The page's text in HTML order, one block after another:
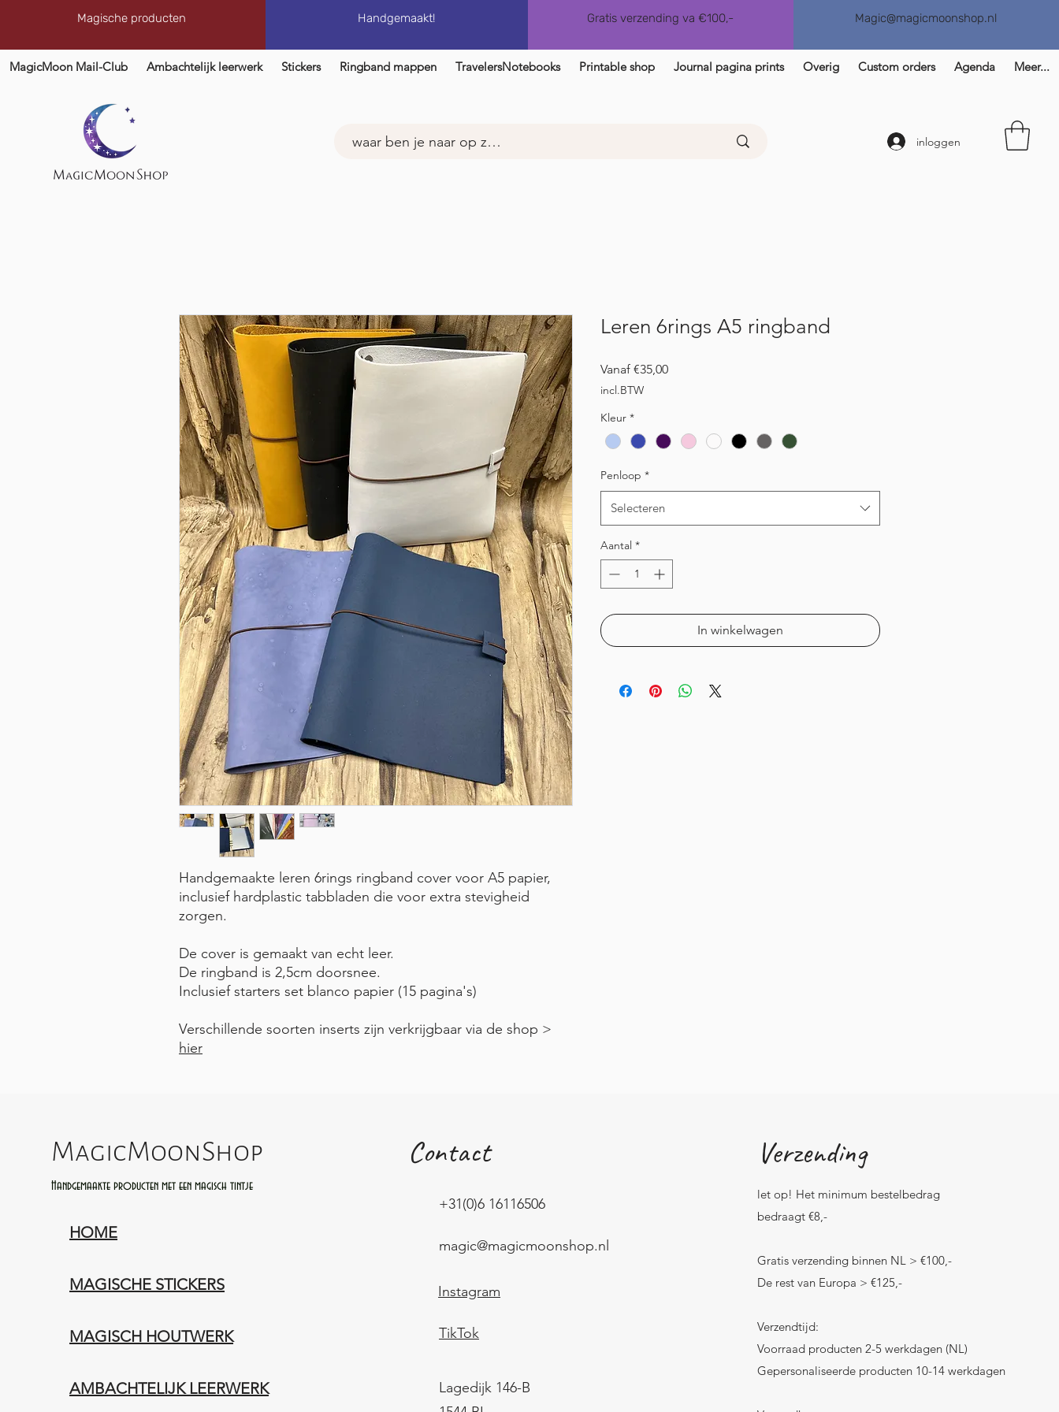
Magische producten Handgemaakt! Gratis verzending va €100,- Magic@magicmoonshop.nl
MagicMoon Mail-Club Ambachtelijk leerwerk Stickers Ringband mappen TravelersNotebooks Printable shop Journal pagina prints Overig Custom orders Agenda Meer...
inloggen
Handgemaakte leren 6rings ringband cover voor A5 papier,
inclusief hardplastic tabbladen die voor extra stevigheid
zorgen.
De cover is gemaakt van echt leer.
De ringband is 2,5cm doorsnee.
Inclusief starters set blanco papier (15 pagina's)
Verschillende soorten inserts zijn verkrijgbaar via de shop >
hier
Leren 6rings A5 ringband
Vanaf €35,00Verkoopprijs
incl.BTW
Kleur *
Penloop *
Selecteren
Aantal *
In winkelwagen
MagicMoonShop
Handgemaakte producten met een magisch tintje
HOME
MAGISCHE STICKERS
MAGISCH HOUTWERK
AMBACHTELIJK LEERWERK​
Contact
+31(0)6 16116506
magic@magicmoonshop.nl
Instagram
TikTok
Lagedijk 146-B
Verzending
let op! Het minimum bestelbedrag
bedraagt €8,-
Gratis verzending binnen NL > €100,-
De rest van Europa > €125,-
Verzendtijd:
Voorraad producten 2-5 werkdagen (NL)
Gepersonaliseerde producten 10-14 werkdagen